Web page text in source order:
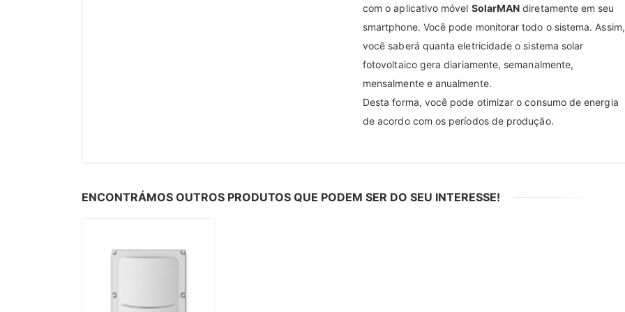
com o aplicativo móvel SolarMAN diretamente em seu
smartphone. Você pode monitorar todo o sistema. Assim,
você saberá quanta eletricidade o sistema solar
fotovoltaico gera diariamente, semanalmente,
mensalmente e anualmente.
Desta forma, você pode otimizar o consumo de energia
de acordo com os períodos de produção.
ENCONTRÁMOS OUTROS PRODUTOS QUE PODEM SER DO SEU INTERESSE!